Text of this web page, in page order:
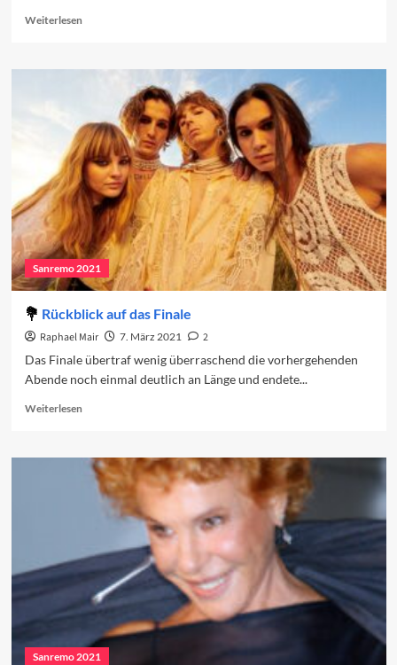
WeiterlesenRead
Analysen
Siegerpodest
2021
Sanremo 2021
Rückblick auf das Finale
Raphael Mair 7. März 2021
2
Das Finale übertraf wenig überraschend die vorhergehenden
Abende noch einmal deutlich an Länge und endete...
WeiterlesenRead
Rückblick
auf
Sanremo 2021